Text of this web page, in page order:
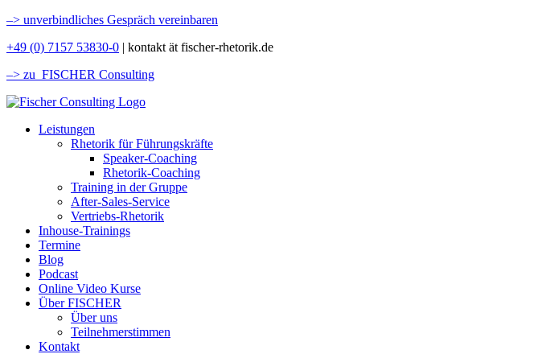
–> unverbindliches Gespräch vereinbaren
+49 (0) 7157 53830-0 | kontakt ät fischer-rhetorik.de
–> zu FISCHER Consulting
Leistungen
Rhetorik für Führungskräfte
Speaker-Coaching
Rhetorik-Coaching
Training in der Gruppe
After-Sales-Service
Vertriebs-Rhetorik
Inhouse-Trainings
Termine
Blog
Podcast
Online Video Kurse
Über FISCHER
Über uns
Teilnehmerstimmen
Kontakt